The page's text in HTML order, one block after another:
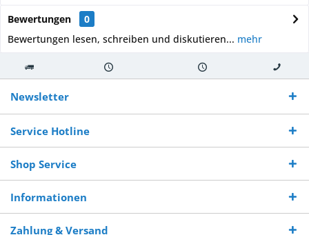
Bewertungen
0
Bewertungen lesen, schreiben und diskutieren... mehr
Kostenloser
Versand ab €
250,-
Versand innerhalb von Versand von So erreichen
Sie uns 0160
970 511 90
Newsletter
Service Hotline
Shop Service
Informationen
Zahlung & Versand